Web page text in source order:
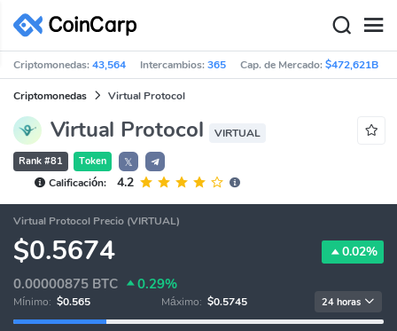
Criptomonedas:43,564 Intercambios:365 Cap. de Mercado:$472,621B
Criptomonedas Virtual Protocol
Virtual Protocol VIRTUAL
Rank #81 Token
𝕏
Calificación:
4.2
Virtual Protocol Precio (VIRTUAL)
$0.5674 0.02%
0.00000875 BTC 0.29%
Mínimo: $0.565 Máximo: $0.5745 24 horas